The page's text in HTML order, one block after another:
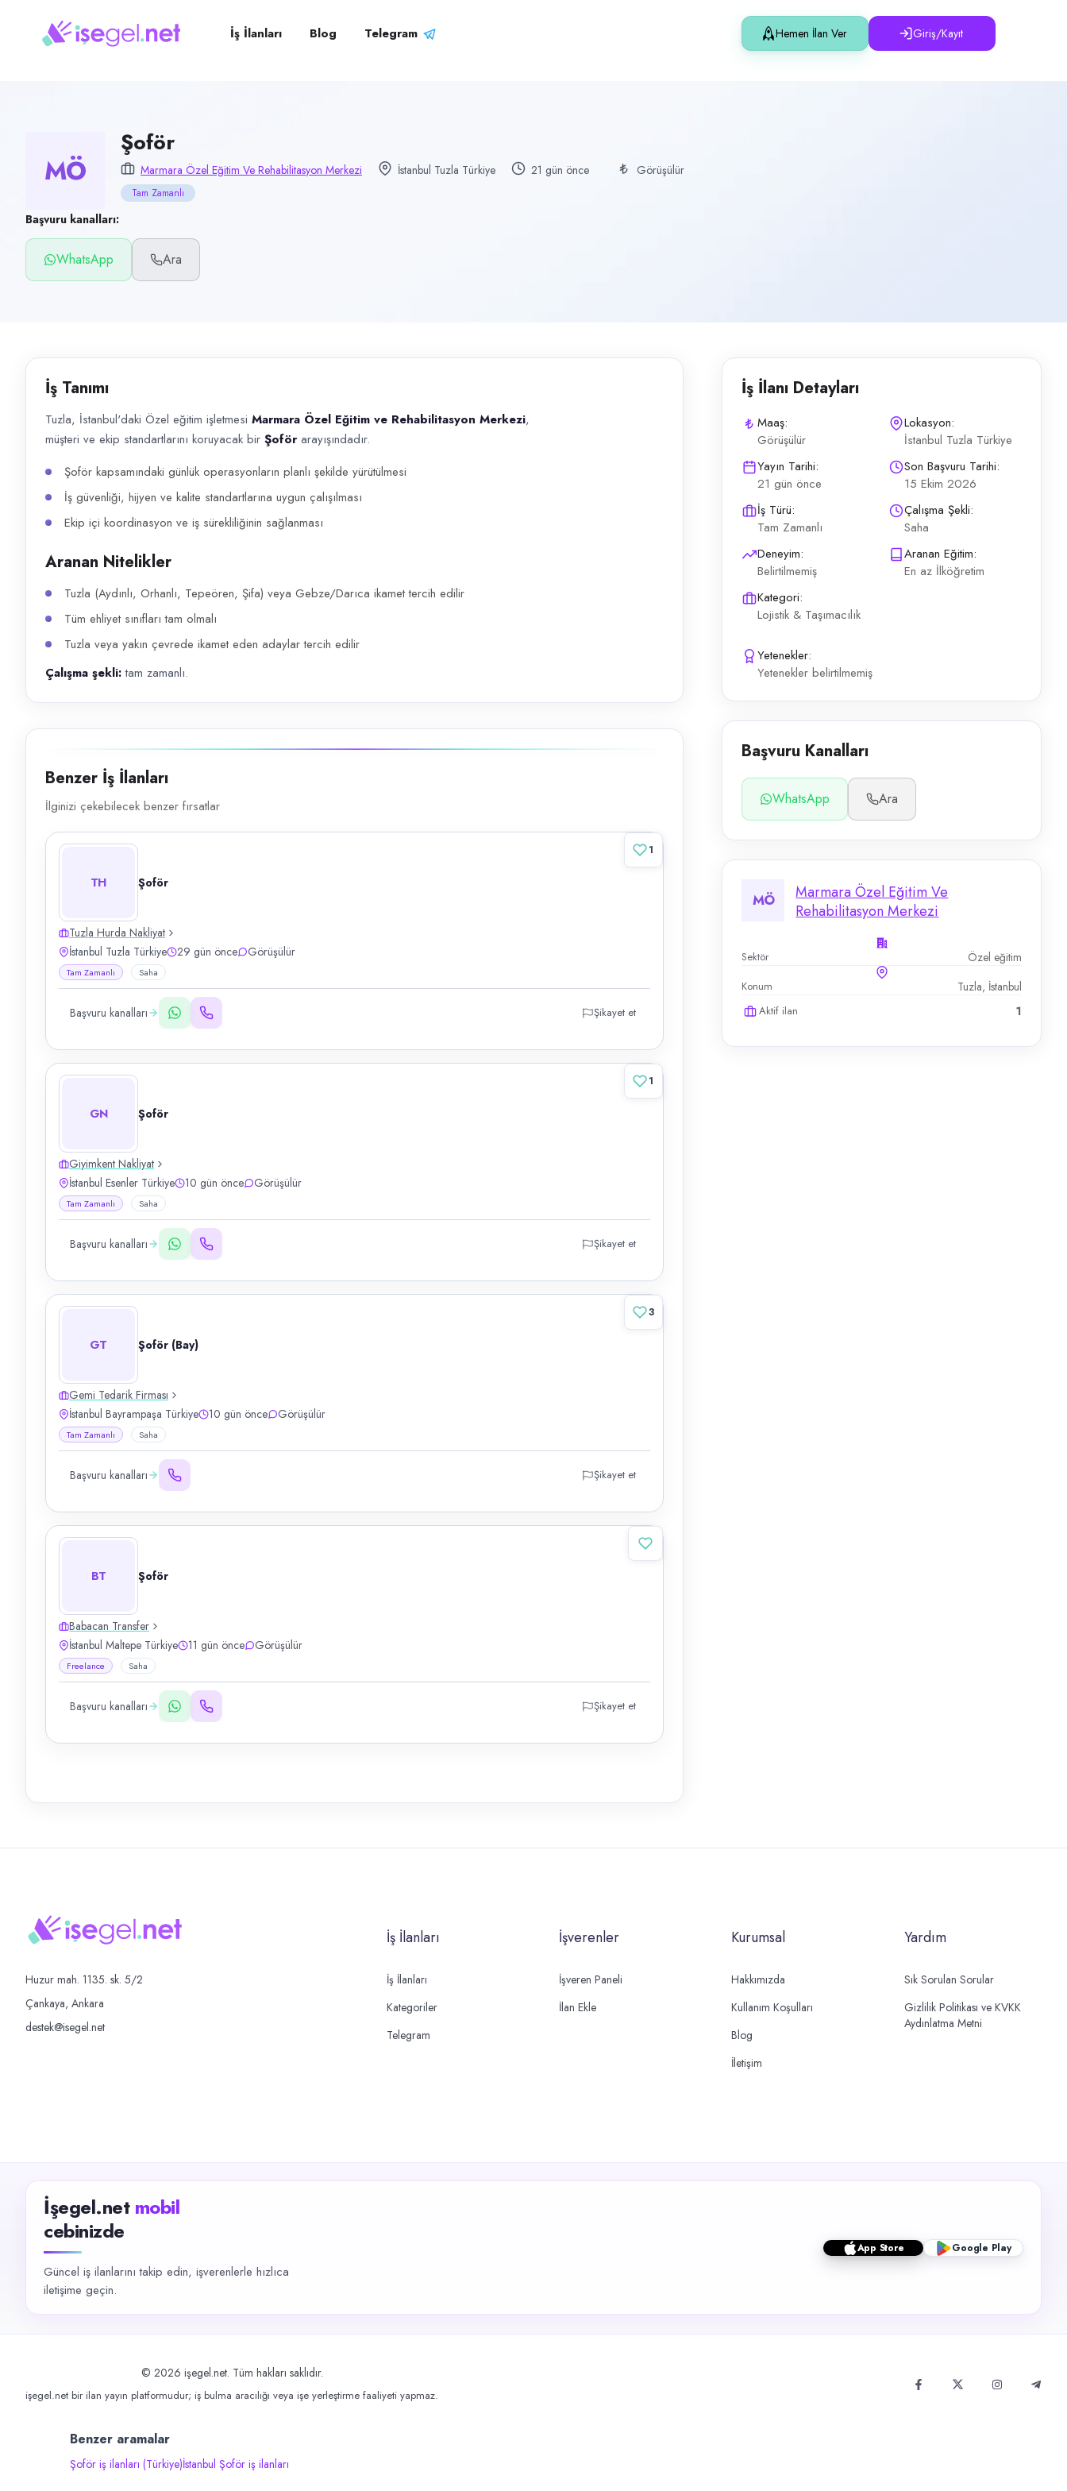
Tuzla, İstanbul
Çalışma şekli
Tam Zamanlı
Yayın tarihi
17 Temmuz 2026
Başvuru kanalları
WhatsApp, Telefon
İlan açıklaması
Tuzla, İstanbul'daki Özel eğitim işletmesi Marmara Özel Eğitim ve Rehabilitasyon Merkezi , müşteri ve ekip standartlarını koruyacak bir Şoför arayışındadır. Şoför kapsamındaki günlük operasyonların planlı
İş İlanları Blog Telegram Hemen İlan Ver Giriş/Kayıt
MÖ
Şoför
Marmara Özel Eğitim Ve Rehabilitasyon Merkezi İstanbul Tuzla Türkiye 21 gün önce Görüşülür
Tam Zamanlı
Başvuru kanalları:
WhatsApp Ara
İş Tanımı
Tuzla, İstanbul'daki Özel eğitim işletmesi Marmara Özel Eğitim ve Rehabilitasyon Merkezi,
müşteri ve ekip standartlarını koruyacak bir Şoförarayışındadır.
Şoför kapsamındaki günlük operasyonların planlı şekilde yürütülmesi
İş güvenliği, hijyen ve kalite standartlarına uygun çalışılması
Ekip içi koordinasyon ve iş sürekliliğinin sağlanması
Aranan Nitelikler
Tuzla (Aydınlı, Orhanlı, Tepeören, Şifa) veya Gebze/Darıca ikamet tercih edilir
Tüm ehliyet sınıfları tam olmalı
Tuzla veya yakın çevrede ikamet eden adaylar tercih edilir
Çalışma şekli:tam zamanlı.
İş İlanı Detayları
Maaş:
Görüşülür
Lokasyon:
İstanbul Tuzla Türkiye
Yayın Tarihi:
21 gün önce
Son Başvuru Tarihi:
15 Ekim 2026
İş Türü:
Tam Zamanlı
Çalışma Şekli:
Saha
Deneyim:
Belirtilmemiş
Aranan Eğitim:
En az İlköğretim
Kategori:
Lojistik & Taşımacılık
Yetenekler:
Yetenekler belirtilmemiş
Başvuru Kanalları
WhatsApp Ara
MÖ
Marmara Özel Eğitim Ve
Rehabilitasyon Merkezi
Sektör Özel eğitim
Konum Tuzla, İstanbul
Aktif ilan 1
Benzer İş İlanları
İlginizi çekebilecek benzer fırsatlar
TH Şoför
Tuzla Hurda Nakliyat
İstanbul Tuzla Türkiye
29 gün önce Görüşülür
Tam Zamanlı Saha
Başvuru kanalları Şikayet et
1
GN Şoför
Giyimkent Nakliyat
İstanbul Esenler Türkiye
10 gün önce Görüşülür
Tam Zamanlı Saha
Başvuru kanalları Şikayet et
1
GT Şoför (Bay)
Gemi Tedarik Firması
İstanbul Bayrampaşa Türkiye
10 gün önce Görüşülür
Tam Zamanlı Saha
Başvuru kanalları Şikayet et
3
BT Şoför
Babacan Transfer
İstanbul Maltepe Türkiye
11 gün önce Görüşülür
Freelance Saha
Başvuru kanalları Şikayet et
Huzur mah. 1135. sk. 5/2
Çankaya, Ankara
destek@isegel.net
İş İlanları
İş İlanları
Kategoriler
Telegram
İşverenler
İşveren Paneli
İlan Ekle
Kurumsal
Hakkımızda
Kullanım Koşulları
Blog
İletişim
Yardım
Sık Sorulan Sorular
Gizlilik Politikası ve KVKK
Aydınlatma Metni
İşegel.net mobil
cebinizde
Güncel iş ilanlarını takip edin, işverenlerle hızlıca
iletişime geçin.
App Store Google Play
© 2026 işegel.net. Tüm hakları saklıdır.
işegel.net bir ilan yayın platformudur; iş bulma aracılığı veya işe yerleştirme faaliyeti yapmaz.
Benzer aramalar
Şoför iş ilanları (Türkiye)İstanbul Şoför iş ilanları